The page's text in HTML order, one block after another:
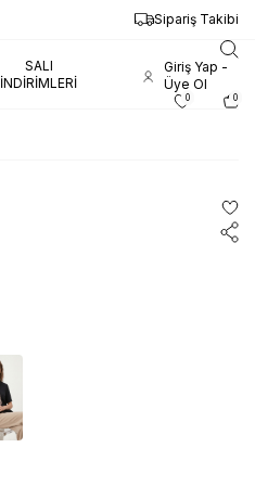
Sipariş Takibi
SALI
İNDIRIMLERI
Giriş Yap -
Üye Ol
0 0